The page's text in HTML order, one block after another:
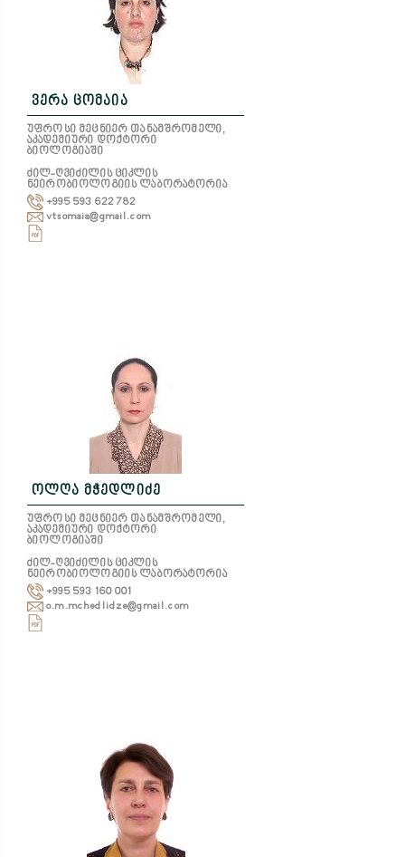
ვერა ცომაია
უფროსი მეცნიერ თანამშრომელი,
აკადემიური დოქტორი
ბიოლოგიაში
ძილ-ღვიძილის ციკლის
ნეირობიოლოგიის ლაბორატორია
+995 593 622 782
vtsomaia@gmail.com
ოლღა მჭედლიძე
უფროსი მეცნიერ თანამშრომელი,
აკადემიური დოქტორი
ბიოლოგიაში
ძილ-ღვიძილის ციკლის
ნეირობიოლოგიის ლაბორატორია
+995 593 160 001
o.m.mchedlidze@gmail.com